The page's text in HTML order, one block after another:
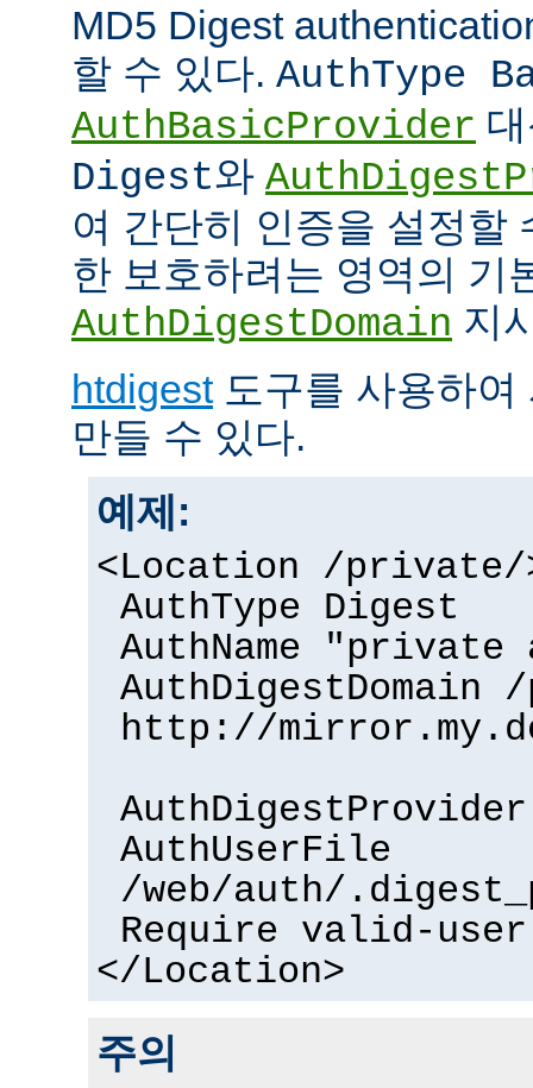
MD5 Digest
할 수 있다. AuthType
AuthBasicProvider
Digest와
여 간단히 인증을 설정할
한 보호하려는 영역의 기
AuthDigestDomain 지
htdigest도구를 사용하여
만들 수 있다.
예제:
<Location /private/
AuthType Digest
AuthName "private
http://
AuthUserFile
/web/auth/
Require valid-user
</Location>
주의